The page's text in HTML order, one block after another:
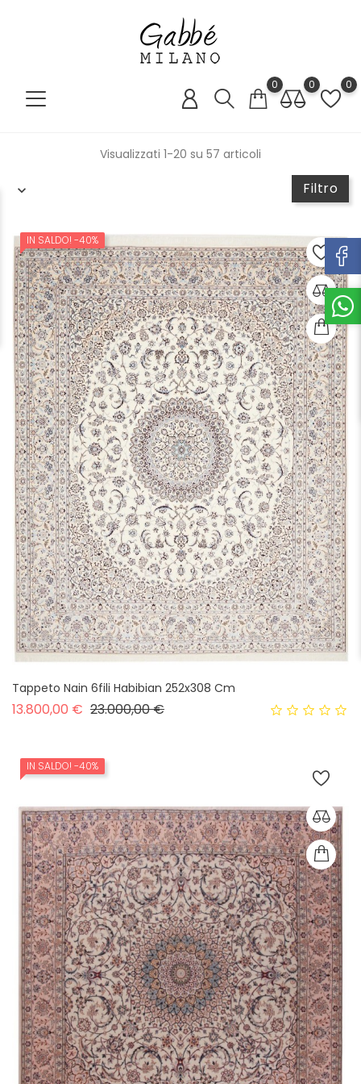
0 0 0
Filtro
Visualizzati 1-20 su 57 articoli
IN SALDO! -40%
Tappeto Nain 6fili Habibian 252x308 Cm
13.800,00 € Prezzo base
23.000,00 €Prezzo
IN SALDO! -40%